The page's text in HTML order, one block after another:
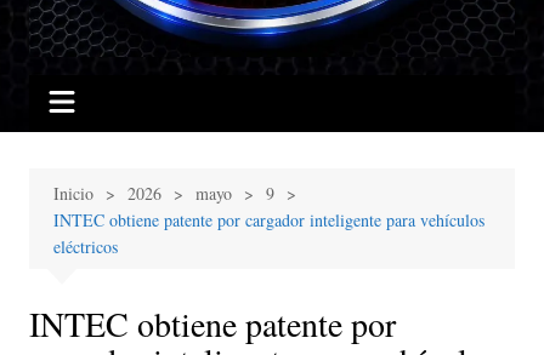
Inicio 2026 mayo
9
INTEC obtiene patente por cargador inteligente para vehículos
eléctricos
INTEC obtiene patente por